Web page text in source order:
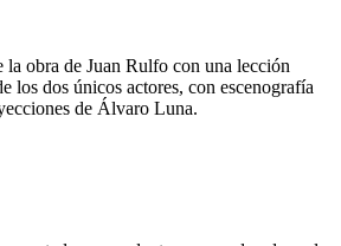
la obra de Juan Rulfo con una lección
los dos únicos actores, con escenografía
de Álvaro Luna.